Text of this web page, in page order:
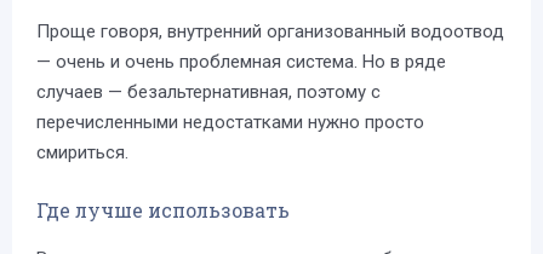
Проще говоря, внутренний организованный водоотвод
— очень и очень проблемная система. Но в ряде
случаев — безальтернативная, поэтому с
перечисленными недостатками нужно просто
смириться.
Где лучше использовать